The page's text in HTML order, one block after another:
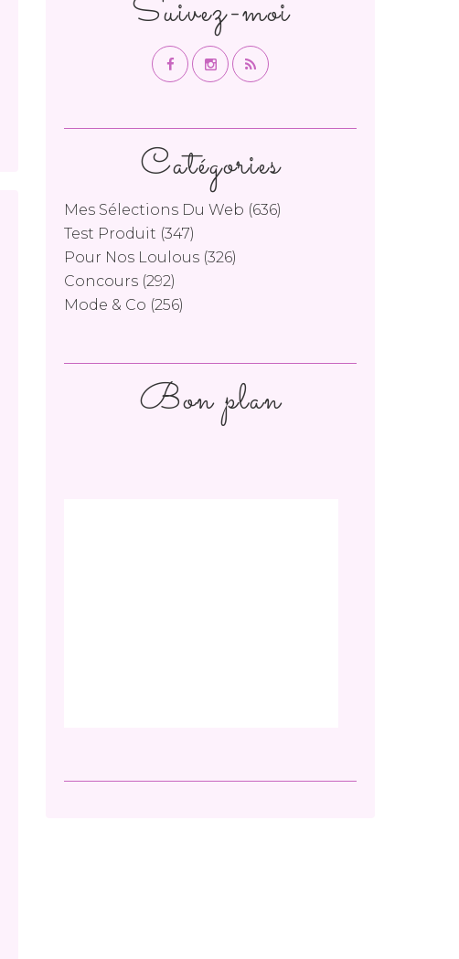
Catégories
Mes Sélections Du Web (636)
Test Produit (347)
Pour Nos Loulous (326)
Concours (292)
Mode & Co (256)
Suivez-moi
Bon plan